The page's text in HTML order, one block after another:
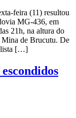
feira (11) resultou
MG-436, em
21h, na altura do
Mina de Brucutu. De
[…]